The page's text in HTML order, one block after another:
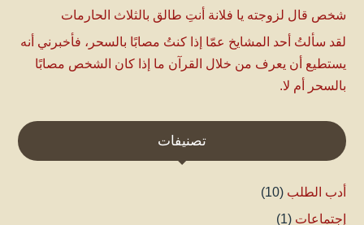
شخص قال لزوجته يا فلانة أنتِ طالق بالثلاث الحارمات
لقد سألتُ أحد المشايخ عمّا إذا كنتُ مصابًا بالسحر، فأخبرني أنه
يستطيع أن يعرف من خلال القرآن ما إذا كان الشخص مصابًا
بالسحر أم لا.
تصنيفات
أدب الطلب (10)
إجتماعات (1)